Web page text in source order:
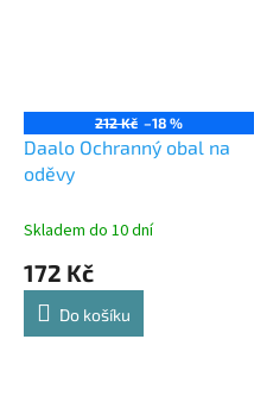
212 Kč –18 %
Daalo Ochranný obal na
oděvy
Skladem do 10 dní
172 Kč
Do košíku